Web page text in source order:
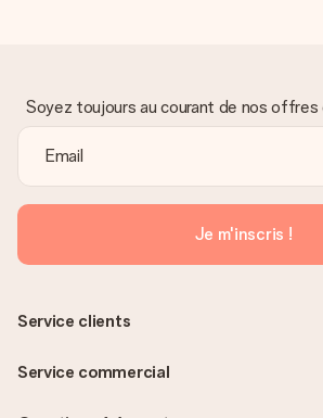
Soyez toujours au courant de nos offres
Je m'inscris !
Service clients
Service commercial